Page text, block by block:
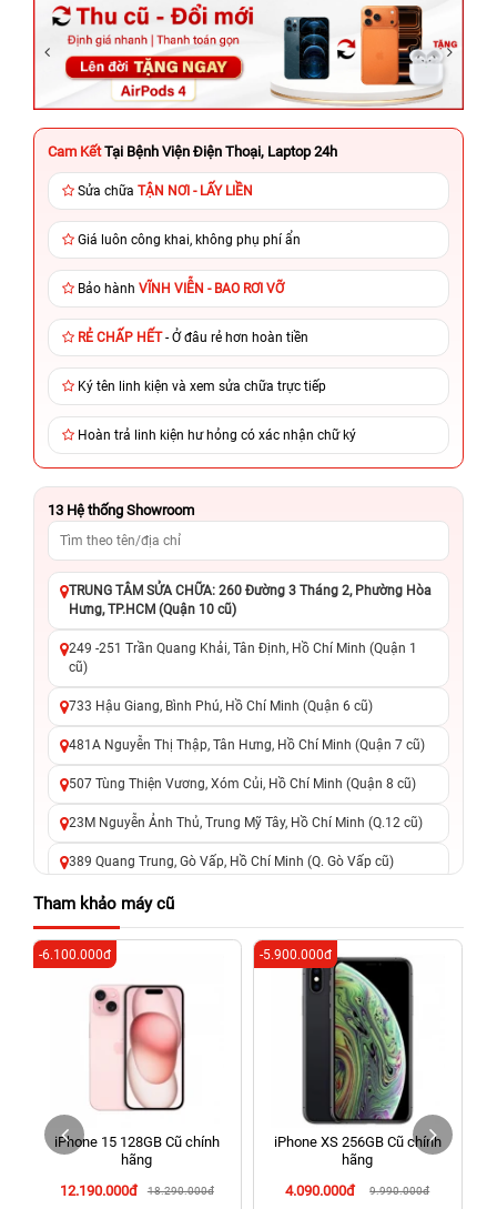
Cam Kết Tại Bệnh Viện Điện Thoại, Laptop 24h
Sửa chữa TẬN NƠI - LẤY LIỀN
Giá luôn công khai, không phụ phí ẩn
Bảo hành VĨNH VIỄN - BAO RƠI VỠ
RẺ CHẤP HẾT- Ở đâu rẻ hơn hoàn tiền
Ký tên linh kiện và xem sửa chữa trực tiếp
Hoàn trả linh kiện hư hỏng có xác nhận chữ ký
13 Hệ thống Showroom
TRUNG TÂM SỬA CHỮA: 260 Đường 3 Tháng 2, Phường Hòa
Hưng, TP.HCM (Quận 10 cũ)
249 -251 Trần Quang Khải, Tân Định, Hồ Chí Minh (Quận 1
cũ)
733 Hậu Giang, Bình Phú, Hồ Chí Minh (Quận 6 cũ)
481A Nguyễn Thị Thập, Tân Hưng, Hồ Chí Minh (Quận 7 cũ)
507 Tùng Thiện Vương, Xóm Củi, Hồ Chí Minh (Quận 8 cũ)
23M Nguyễn Ảnh Thủ, Trung Mỹ Tây, Hồ Chí Minh (Q.12 cũ)
389 Quang Trung, Gò Vấp, Hồ Chí Minh (Q. Gò Vấp cũ)
625 - 625A Âu Cơ, Tân Phú, Hồ Chí Minh (Quận Tân Phú cũ)
326 Lê Văn Việt, Tăng Nhơn Phú, Hồ Chí Minh (Q.9 TP. Thủ
Đức cũ)
256 Võ Văn Ngân, Thủ Đức, Hồ Chí Minh (Bình Thọ, TP. Thủ
Đức Cũ)
70 Nguyễn An Ninh, Dĩ An, Hồ Chí Minh (Bình Dương Cũ)
24h Vũng Tàu: 162A Ba Cu, Vũng Tàu, Hồ Chí Minh (TP. Vũng
Tàu cũ)
198 Hoàng Văn Thụ, Tân Sơn Nhất, Hồ Chí Minh (Tân Bình
Tham khảo máy cũ
iPhone 15 128GB Cũ chính
hãng
12.190.000đ
18.290.000đ
-6.100.000đ
iPhone XS 256GB Cũ chính
hãng
4.090.000đ
9.990.000đ
-5.900.000đ